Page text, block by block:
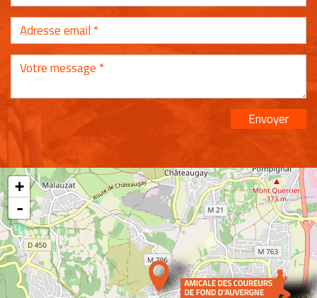
Envoyer
+
-